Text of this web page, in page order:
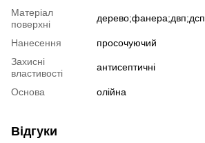
Матеріал
поверхні
дерево;фанера;двп;дсп
Нанесення
просочуючий
Захисні
властивості
антисептичні
Основа олійна
Відгуки